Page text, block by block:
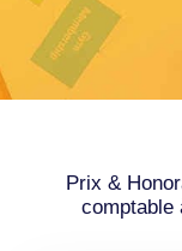
Prix &
comptable